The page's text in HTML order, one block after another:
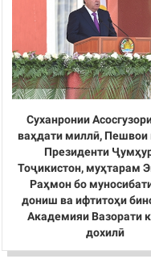
Суханронии
ваҳдати миллӣ, Пешвои
Президенти
Тоҷикистон, муҳтарам
Раҳмон бо
дониш ва ифтитоҳи
Академияи Вазорати
дохилӣ